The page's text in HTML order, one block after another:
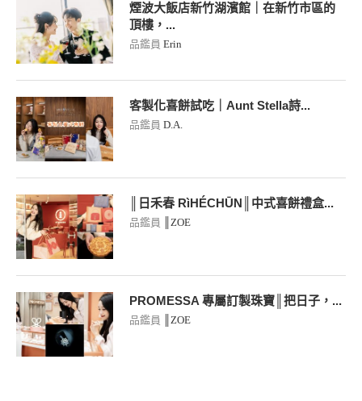
煙波大飯店新竹湖濱館｜在新竹市區的
頂樓，...
品鑑員 Erin
客製化喜餅試吃｜Aunt Stella詩...
品鑑員 D.A.
║日禾春 RìHÉCHŪN║中式喜餅禮盒...
品鑑員 ║ZOE
PROMESSA 專屬訂製珠寶║把日子，...
品鑑員 ║ZOE